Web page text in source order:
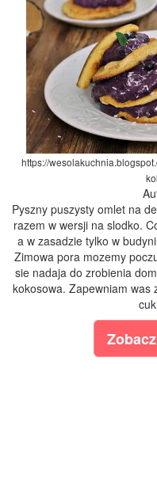
https://
Pyszny puszysty omlet na
razem w wersji na slodko.
a w zasadzie tylko w
Zimowa pora mozemy
sie nadaja do zrobienia
kokosowa. Zapewniam was